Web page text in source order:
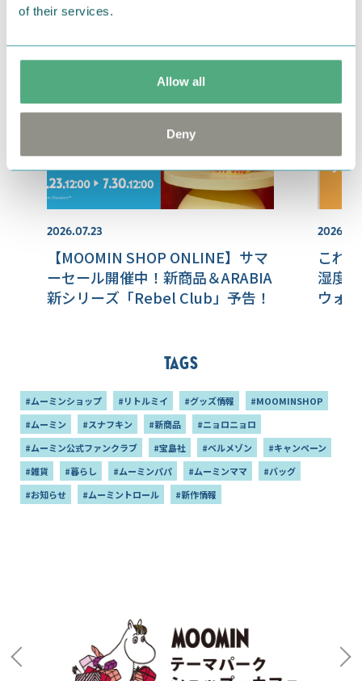
of their services.
Allow all
Deny
2026.07.23
【MOOMIN SHOP ONLINE】サマ
ーセール開催中！新商品＆ARABIA
新シリーズ「Rebel Club」予告！
これ
湿度
ウォ
Tags
#ムーミンショップ #リトルミイ #グッズ情報
#MOOMINSHOP
#ムーミン
#スナフキン #新商品
#ニョロニョロ
#ムーミン公式ファンクラブ
#宝島社 #ベルメゾン
#キャンペーン
#雑貨
#暮らし #ムーミンパパ #ムーミンママ
#バッグ
#お知らせ
#ムーミントロール #新作情報